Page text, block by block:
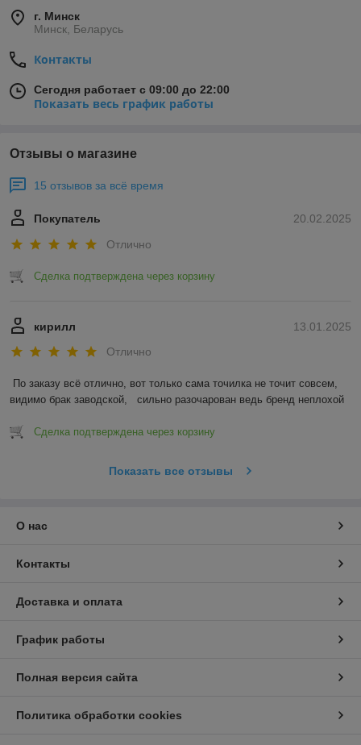
г. Минск
Минск, Беларусь
Контакты
Сегодня работает с 09:00 до 22:00
Показать весь график работы
Отзывы о магазине
15 отзывов за всё время
20.02.2025
Покупатель
Отлично
Сделка подтверждена через корзину
13.01.2025
кирилл
Отлично
По заказу всё отлично, вот только сама точилка не точит совсем,
видимо брак заводской,   сильно разочарован ведь бренд неплохой
Сделка подтверждена через корзину
Показать все отзывы
О нас
Контакты
Доставка и оплата
График работы
Полная версия сайта
Политика обработки cookies